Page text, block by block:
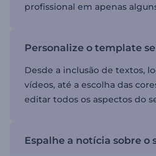
profissional em apenas
Personalize o template
Desde a inclusão de textos,
vídeos, até a escolha das
editar todos os aspectos do
Espalhe a notícia sobre o